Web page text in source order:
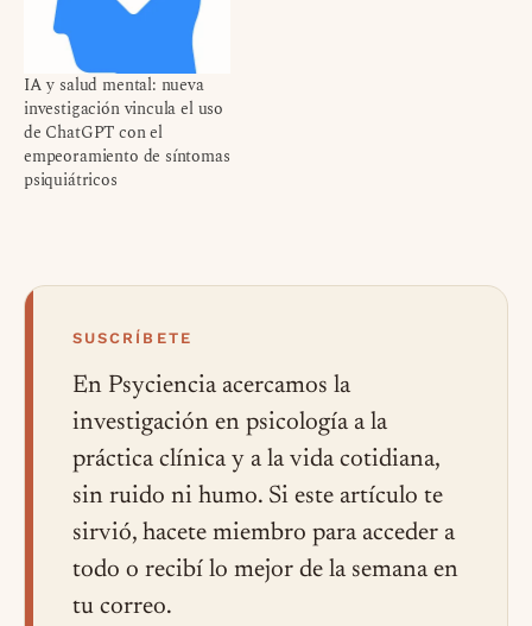
IA y salud mental: nueva
investigación vincula el uso
de ChatGPT con el
empeoramiento de síntomas
psiquiátricos
SUSCRÍBETE
En Psyciencia acercamos la
investigación en psicología a la
práctica clínica y a la vida cotidiana,
sin ruido ni humo. Si este artículo te
sirvió, hacete miembro para acceder a
todo o recibí lo mejor de la semana en
tu correo.